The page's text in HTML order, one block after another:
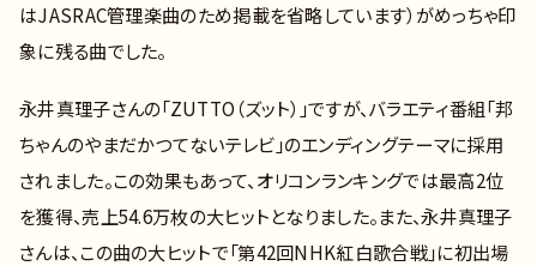
はJASRAC管理楽曲のため掲載を省略しています）がめっちゃ印
象に残る曲でした。
永井真理子さんの「ZUTTO（ズット）」ですが、バラエティ番組「邦
ちゃんのやまだかつてないテレビ」のエンディングテーマに採用
されました。この効果もあって、オリコンランキングでは最高2位
を獲得、売上54.6万枚の大ヒットとなりました。また、永井真理子
さんは、この曲の大ヒットで「第42回NHK紅白歌合戦」に初出場